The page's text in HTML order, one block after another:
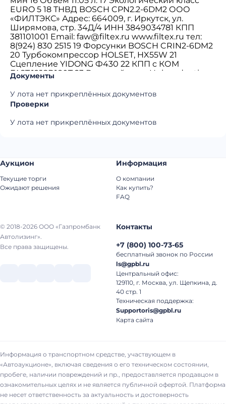
EURO 5 18 ТНВД BOSCH CPN2.2-6DM2 ООО
«ФИЛТЭКС» Адрес: 664009, г. Иркутск, ул.
Ширямова, стр. 34Д/4 ИНН 3849034781 КПП
381101001 Email: faw@filtex.ru www.filtex.ru тел:
8(924) 830 2515 19 Форсунки BOSCH CRIN2-6DM2
20 Турбокомпрессор HOLSET, HX55W 21
Сцепление YIDONG Ф430 22 КПП с КОМ
FAST,12JSD180T 23 Ведущий мост Hub-reduction
Ratio 5.263 24 Шины 315/80 R 22.5 25
Автоматический регулятор тормозов Haldex 26
Антиблокировочная тормозная система
WABCO 27 Узел воздухоосушителя и клапаны
WABCO 28 Кабина со спальным местом да 29
Пневматическое сиденье водителя да 30
Автомагнитола да 34 Топливный бак 400 л. 35
Антикоррозийная обработка рамы да 37
Система подъема кузова Tianma 38 Подогрев
кузова да 39 Противооткатные брусья Да 40
Документы
У лота нет прикреплённых документов
Проверки
У лота нет прикреплённых документов
© 2018-2026 ООО «Газпромбанк
Автолизинг».
Все права защищены.
Аукцион
Текущие торги
Ожидают решения
Информация
О компании
Как купить?
FAQ
Контакты
+7 (800) 100-73-65
бесплатный звонок по России
ls@gpbl.ru
Центральный офис:
129110, г. Москва, ул. Щепкина, д.
40 стр. 1
Техническая поддержка:
Supportoris@gpbl.ru
Карта сайта
Информация о транспортном средстве, участвующем в
«Автоаукционе», включая сведения о его техническом состоянии,
пробеге, наличии повреждений и пр., предоставляется продавцом в
ознакомительных целях и не является публичной офертой. Платформа
не несет ответственность за актуальность и достоверность